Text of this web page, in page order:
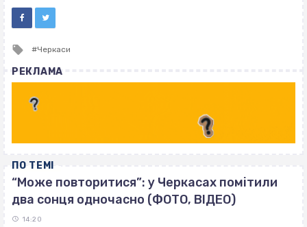
Tagged
Черкаси
РЕКЛАМА
ПО ТЕМІ
“Може повторитися”: у Черкасах помітили
два сонця одночасно (ФОТО, ВІДЕО)
14:20